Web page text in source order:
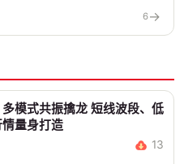
6→
多模式共振擒龙 短线波段、低
量身打造
13